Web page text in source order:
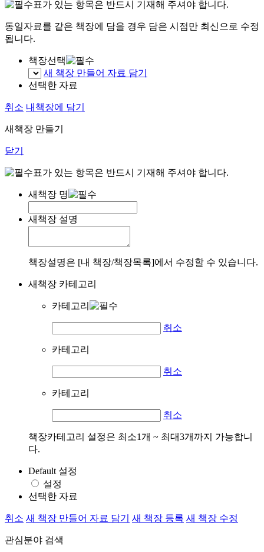
표가 있는 항목은 반드시 기재해 주셔야 합니다.
동일자료를 같은 책장에 담을 경우 담은 시점만 최신으로 수정
됩니다.
책장선택
새 책장 만들어 자료 담기
선택한 자료
취소 내책장에 담기
새책장 만들기
닫기
표가 있는 항목은 반드시 기재해 주셔야 합니다.
새책장 명
새책장 설명
책장설명은 [내 책장/책장목록]에서 수정할 수 있습니다.
새책장 카테고리
카테고리
취소
카테고리
취소
카테고리
취소
책장카테고리 설정은 최소1개 ~ 최대3개까지 가능합니
다.
Default 설정
설정
선택한 자료
취소 새 책장 만들어 자료 담기 새 책장 등록 새 책장 수정
관심분야 검색